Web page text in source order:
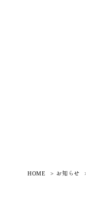
HOME お知らせ